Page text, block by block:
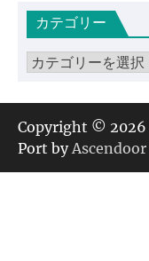
イカテゴリー
カ
ゴ
リ
ー
Copyright © 2026
Port by Ascendoor